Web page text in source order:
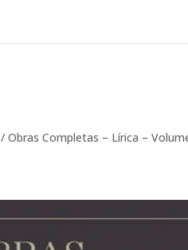
/ Obras Completas – Lírica –